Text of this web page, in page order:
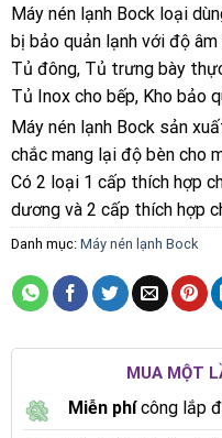
Máy nén lạnh Bock loại
bị bảo quản lạnh với độ âm
Tủ đông, Tủ trưng bày
Tủ Inox cho bếp, Kho bảo
Máy nén lạnh Bock sản
chắc mang lại độ bèn cho
Có 2 loại 1 cấp thích hợp
dương và 2 cấp thích hợp
Danh mục: Máy nén lạnh Bock
MUA MỘT
Miễn phícông lắp